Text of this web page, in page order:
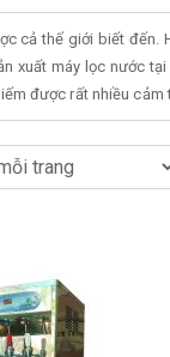
cả thế giới biết
xuất máy lọc nước
được rất nhiều